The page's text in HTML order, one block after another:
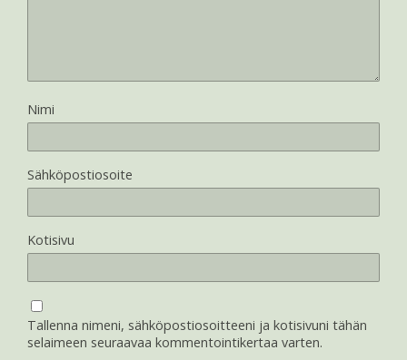
Nimi
Sähköpostiosoite
Kotisivu
Tallenna nimeni, sähköpostiosoitteeni ja kotisivuni tähän
selaimeen seuraavaa kommentointikertaa varten.